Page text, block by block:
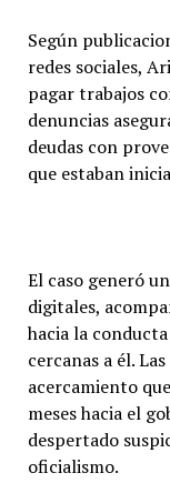
Según
redes sociales,
pagar trabajos
denuncias
deudas con
que estaban
El caso generó
digitales,
hacia la
cercanas a él.
acercamiento
meses hacia el
despertado
oficialismo.